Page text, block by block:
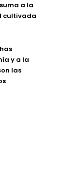
a la
cultivada
y a la
las